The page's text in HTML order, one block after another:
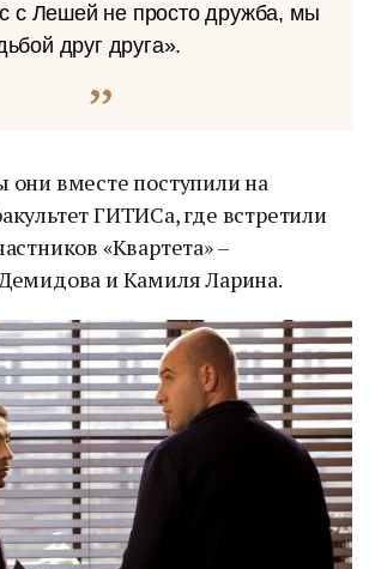
с Лешей не просто дружба, мы
друг друга».
вместе поступили на
ГИТИСа, где встретили
«Квартета» –
и Камиля Ларина.